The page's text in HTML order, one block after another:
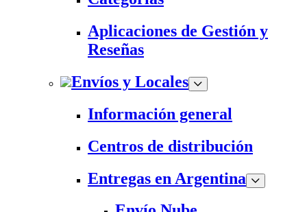
Aplicaciones de Gestión y
Reseñas
Envíos y Locales
Información general
Centros de distribución
Entregas en Argentina